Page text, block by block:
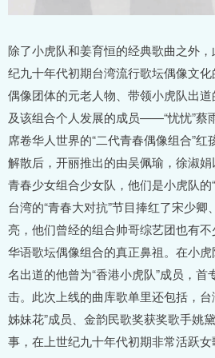
除了小虎队和姜育恒的经典歌曲之外
纪九十年代初期台湾流行歌坛偶像文
偶像团体的元老人物、带领小虎队出
及该组合个人发展的成员——“忧忧”蔡
席卷华人世界的“二代青春偶像组合”
解散后，开丽推出的由吴佩瑜，徐淑
青春少女组合少女队，他们是小虎队的
台湾的“青春大对抗”节目捧红了宋少
亮，他们曾经的组合帅哥综艺团也有不
华语歌坛偶像组合的真正鼻祖。在小虎
名出道的他曾为“香港小虎队”成员，首
击。此次上线的曲库歌单里还包括，
姊妹花”成员、金韵民歌奖获奖歌手姚
事，在上世纪九十年代初期非常活跃